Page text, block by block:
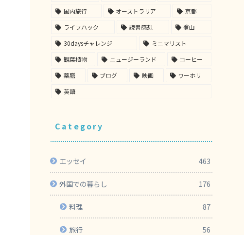
国内旅行
オーストラリア
京都
ライフハック
読書感想
登山
30daysチャレンジ
ミニマリスト
観葉植物
ニュージーランド
コーヒー
薬膳
ブログ 映画
ワーホリ
英語
Category
エッセイ 463
外国での暮らし 176
料理 87
旅行 56